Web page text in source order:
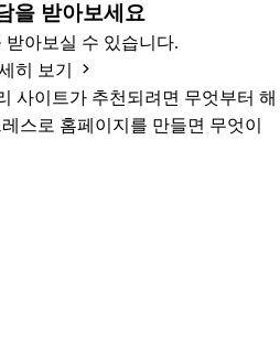
을 받아보세요
아보실 수 있습니다.
히 보기
사이트가 추천되려면 무엇부터 해
스로 홈페이지를 만들면 무엇이